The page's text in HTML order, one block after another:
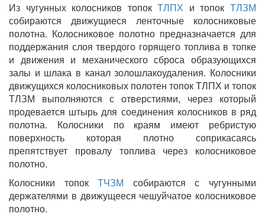
Из чугунных колосников топокТЛПХ и топокТЛЗМ
собираются движущиеся ленточные колосниковые
полотна. Колосниковое полотно предназначается для
поддержания слоя твердого горящего топлива в топке
и движения и механического сброса образующихся
залы и шлака в канал золошлакоудаления. Колосники
движущихся колосниковых полотен топок ТЛПХ и топок
ТЛЗМ выполняются с отверстиями, через который
продевается штырь для соединения колосников в ряд
полотна. Колосники по краям имеют ребристую
поверхность которая плотно соприкасаясь
препятствует провалу топлива через колосниковое
полотно.
Колосники топокТЧЗМ собираются с чугунными
держателями в движущееся чешуйчатое колосниковое
полотно.